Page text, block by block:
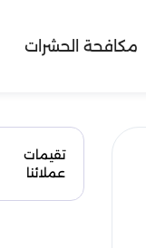
مكافحة الحشرات
تقيمات
عملائنا